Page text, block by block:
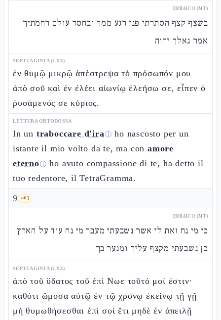
EBRAICO (MT)
בשצף קצף הסתרתי פני רגע ממך ובחסד עולם רחמתיך
אמר גאלך יהוה
SEPTUAGINTA (LXX)
ἐν θυμῷ μικρῷ ἀπέστρεψα τὸ πρόσωπόν μου
ἀπὸ σοῦ καὶ ἐν ἐλέει αἰωνίῳ ἐλεήσω σε, εἶπεν ὁ
ῥυσάμενός σε κύριος.
LETTURA ORTODOSSA
In un traboccare d'iraⓘ ho nascosto per un
istante il mio volto da te, ma conamore
eternoⓘ ho avuto compassione di te, ha detto il
tuo redentore, il TetraGramma.
9 🗝️1
EBRAICO (MT)
כי מי נח זאת לי אשר נשבעתי מעבר מי נח עוד על הארץ
כן נשבעתי מקצף עליך ומגער בך
SEPTUAGINTA (LXX)
ἀπὸ τοῦ ὕδατος τοῦ ἐπὶ Νωε τοῦτό μοί ἐστιν·
καθότι ὤμοσα αὐτῷ ἐν τῷ χρόνῳ ἐκείνῳ τῇ γῇ
μὴ θυμωθήσεσθαι ἐπὶ σοὶ ἔτι μηδὲ ἐν ἀπειλῇ